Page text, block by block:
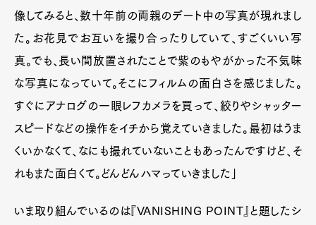
像してみると、数十年前の両親のデート中の写真が現れまし
た。お花見でお互いを撮り合ったりしていて、すごくいい写
真。でも、長い間放置されたことで紫のもやがかった不気味
な写真になっていて。そこにフィルムの面白さを感じました。
すぐにアナログの一眼レフカメラを買って、絞りやシャッター
スピードなどの操作をイチから覚えていきました。最初はうま
くいかなくて、なにも撮れていないこともあったんですけど、そ
れもまた面白くて。どんどんハマっていきました」
いま取り組んでいるのは『VANISHING POINT』と題したシ